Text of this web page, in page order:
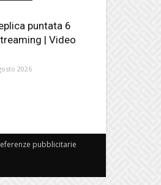
puntata 6
| Video
2026
pubblicitarie